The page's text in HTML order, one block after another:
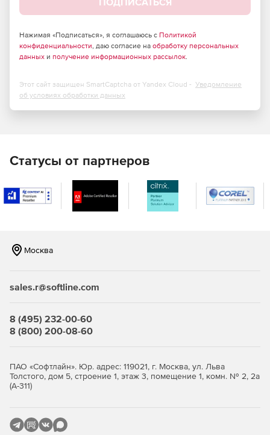
Раздельное управление мгновенными сообщениями и
мультимедийной коммуникацией (видео и голосовой).
Ведение журналов безопасности (административные
права).
Нажимая «Подписаться», я соглашаюсь с Политикой
конфиденциальности, даю согласие на обработку персональных
данных и получение информационных рассылок.
Этот сайт защищен SmartCaptcha от Yandex Cloud - Уведомление
об условиях обработки данных
Статусы от партнеров
Москва
sales.r@softline.com
8 (495) 232-00-60
8 (800) 200-08-60
ПАО «Софтлайн». Юр. адрес: 119021, г. Москва, ул. Льва
Толстого, дом 5, строение 1, этаж 3, помещение 1, комн. № 2, 2а
(А-311)